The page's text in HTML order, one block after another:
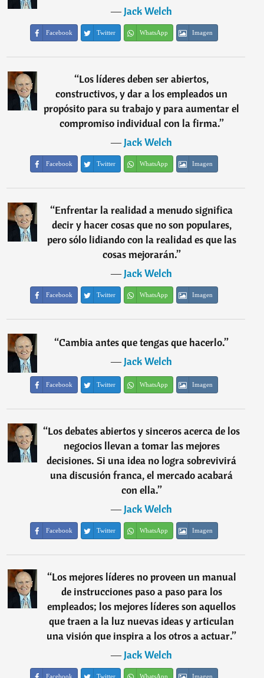
―Jack Welch
Facebook Twitter WhatsApp Imagen
“Los líderes deben ser abiertos,
constructivos, y dar a los empleados un
propósito para su trabajo y para aumentar el
compromiso individual con la firma.”
―Jack Welch
Facebook Twitter WhatsApp Imagen
“Enfrentar la realidad a menudo significa
decir y hacer cosas que no son populares,
pero sólo lidiando con la realidad es que las
cosas mejorarán.”
―Jack Welch
Facebook Twitter WhatsApp Imagen
“Cambia antes que tengas que hacerlo.”
―Jack Welch
Facebook Twitter WhatsApp Imagen
“Los debates abiertos y sinceros acerca de los
negocios llevan a tomar las mejores
decisiones. Si una idea no logra sobrevivirá
una discusión franca, el mercado acabará
con ella.”
―Jack Welch
Facebook Twitter WhatsApp Imagen
“Los mejores líderes no proveen un manual
de instrucciones paso a paso para los
empleados; los mejores líderes son aquellos
que traen a la luz nuevas ideas y articulan
una visión que inspira a los otros a actuar.”
―Jack Welch
Facebook Twitter WhatsApp Imagen